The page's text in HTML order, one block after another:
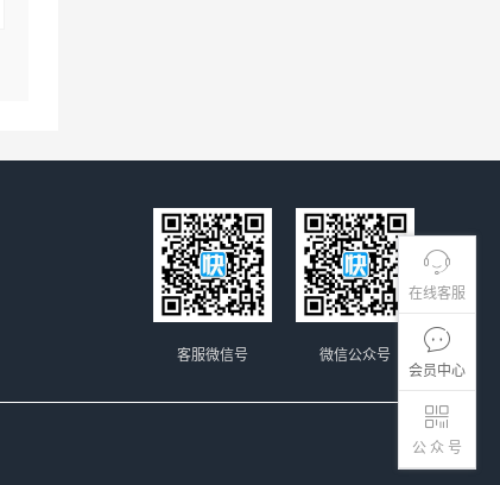
在线客服
会员中心
公 众 号
微信公众号
客服微信号